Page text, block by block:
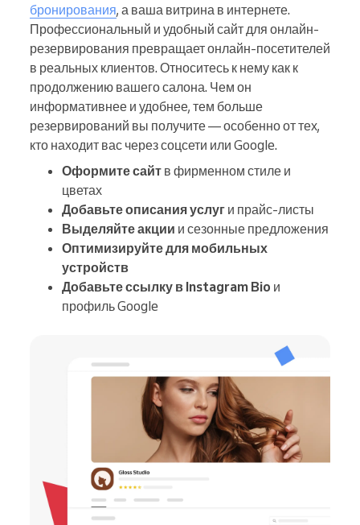
бронирования, а ваша витрина в интернете.
Профессиональный и удобный сайт для онлайн-
резервирования превращает онлайн-посетителей
в реальных клиентов. Относитесь к нему как к
продолжению вашего салона. Чем он
информативнее и удобнее, тем больше
резервирований вы получите — особенно от тех,
кто находит вас через соцсети или Google.
Оформите сайт в фирменном стиле и
цветах
Добавьте описания услуг и прайс-листы
Выделяйте акции и сезонные предложения
Оптимизируйте для мобильных
устройств
Добавьте ссылку в Instagram Bio и
профиль Google